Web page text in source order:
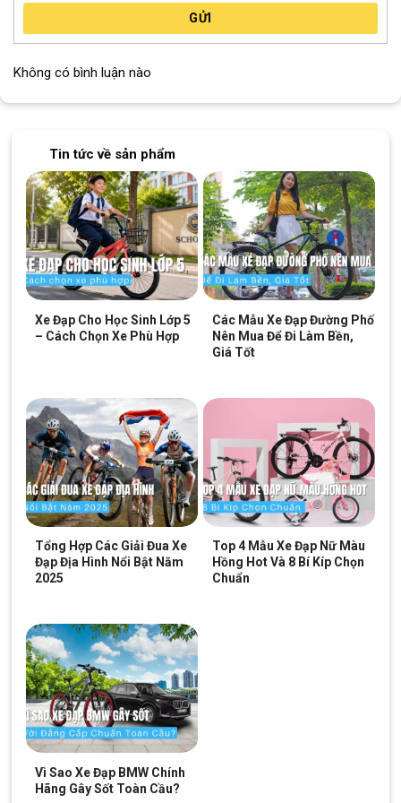
Phần thân đền được làm từ nhựa cao cấp, chịu va đập tốt,
thường sử dụng dây silicon đàn hồi hoặc khóa cài nhanh, giúp
lắp đặt dễ dàng, nhanh chóng. Nhờ đó, người dùng có thể tháo
rời khi không sử dụng hoặc sạc pin thuận tiện.
Pin sạc USB tiện lợi
Đèn còi xe đạp được trang bị pin lithium dung lượng cao từ
1200 – 2000 mAh tùy phiên bản, hỗ trợ sạc qua cổng USB hiện
đại. Chỉ cần 2 – 3 giờ sạc đầy, đèn có thể hoạt động liên tục
Đèn có đèn báo thông minh, giúp bạn dễ dàng theo dõi dung
lượng còn lại để sạc pin kịp thời, tránh gián đoạn trong quá trình
Đèn còi xe đạp giúp người đạp xe tham gia giao thông an toàn
Hoạt động tốt trong trời mưa
Đèn có khả năng chống thấm hiệu quả trong điều kiện mưa nhỏ
GỬI
Không có bình luận nào
Tin tức về sản phẩm
Xe Đạp Cho Học Sinh Lớp 5
– Cách Chọn Xe Phù Hợp
Các Mẫu Xe Đạp Đường Phố
Nên Mua Để Đi Làm Bền,
Giá Tốt
Tổng Hợp Các Giải Đua Xe
Đạp Địa Hình Nổi Bật Năm
2025
Top 4 Mẫu Xe Đạp Nữ Màu
Hồng Hot Và 8 Bí Kíp Chọn
Chuẩn
Vì Sao Xe Đạp BMW Chính
Hãng Gây Sốt Toàn Cầu?